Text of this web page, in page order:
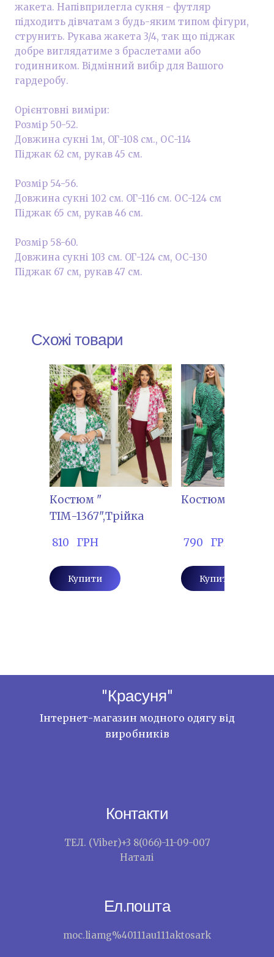
жакета. Напівприлегла сукня - футляр
підходить дівчатам з будь-яким типом фігури,
струнить. Рукава жакета 3/4, так що піджак
добре виглядатиме з браслетами або
годинником. Відмінний вибір для Вашого
гардеробу.
Орієнтовні виміри:
Розмір 50-52.
Довжина сукні 1м, ОГ-108 см., ОС-114
Піджак 62 см, рукав 45 см.
Розмір 54-56.
Довжина сукні 102 см. ОГ-116 см. ОС-124 см
Піджак 65 см, рукав 46 см.
Розмір 58-60.
Довжина сукні 103 см. ОГ-124 см, ОС-130
Піджак 67 см, рукав 47 см.
Схожі товари
Костюм "
ТІМ-1367",Трійка
810   ГРН
Купити
Костюм "АЛ-
790   ГРН
Купити
"Красуня"
Інтернет-магазин модного одягу від
виробників
Контакти
ТЕЛ. (Viber)+3 8(066)-11-09-007
Наталі
Ел.пошта
moc.liamg%40111au111aktosark